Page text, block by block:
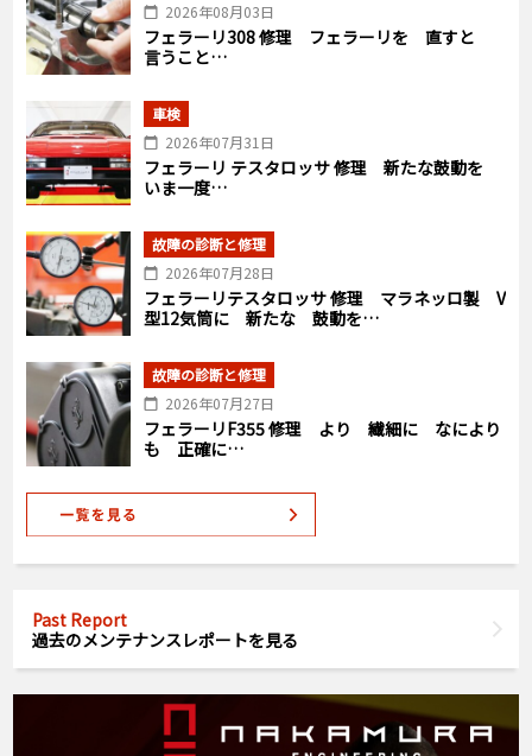
2026年08月03日
フェラーリ308 修理 フェラーリを 直すと
言うこと…
車検
2026年07月31日
フェラーリ テスタロッサ 修理 新たな鼓動を
いま一度…
故障の診断と修理
2026年07月28日
フェラーリテスタロッサ 修理 マラネッロ製 V
型12気筒に 新たな 鼓動を…
故障の診断と修理
2026年07月27日
フェラーリF355 修理 より 繊細に なにより
も 正確に…
Past Report
過去のメンテナンスレポートを見る